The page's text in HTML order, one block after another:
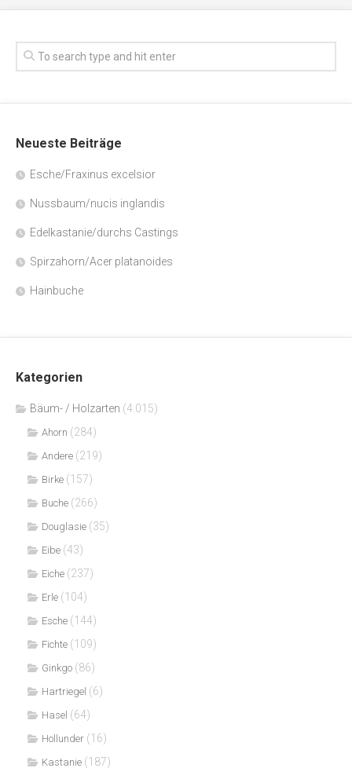
Neueste Beiträge
Esche/Fraxinus excelsior
Nussbaum/nucis inglandis
Edelkastanie/durchs Castings
Spirzahorn/Acer platanoides
Hainbuche
Kategorien
Bäum- / Holzarten (4.015)
Ahorn (284)
Andere (219)
Birke (157)
Buche (266)
Douglasie (35)
Eibe (43)
Eiche (237)
Erle (104)
Esche (144)
Fichte (109)
Ginkgo (86)
Hartriegel (6)
Hasel (64)
Hollunder (16)
Kastanie (187)